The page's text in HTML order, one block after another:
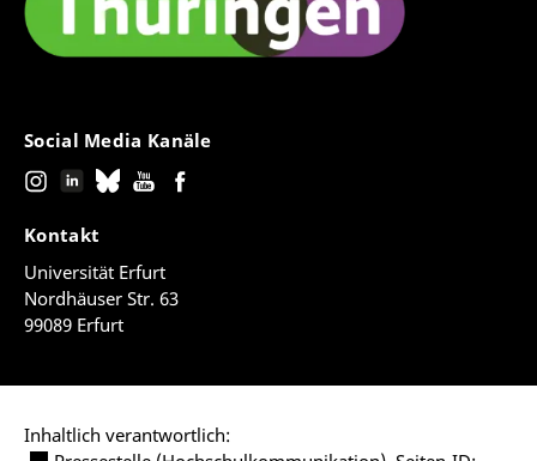
Social Media Kanäle
Kontakt
Universität Erfurt
Nordhäuser Str. 63
99089 Erfurt
Inhaltlich verantwortlich: